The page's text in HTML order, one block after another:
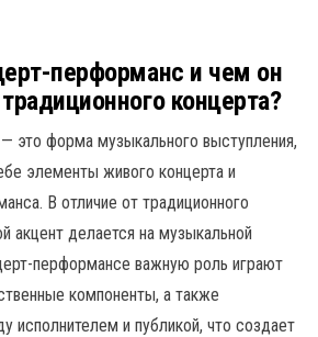
перформанс и чем он
концерта?
это форма музыкального выступления,
элементы живого концерта и
В отличие от традиционного
акцент делается на музыкальной
перформансе важную роль играют
компоненты, а также
исполнителем и публикой, что создает